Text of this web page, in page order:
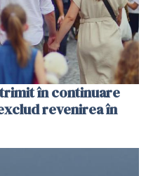
în continuare
revenirea în